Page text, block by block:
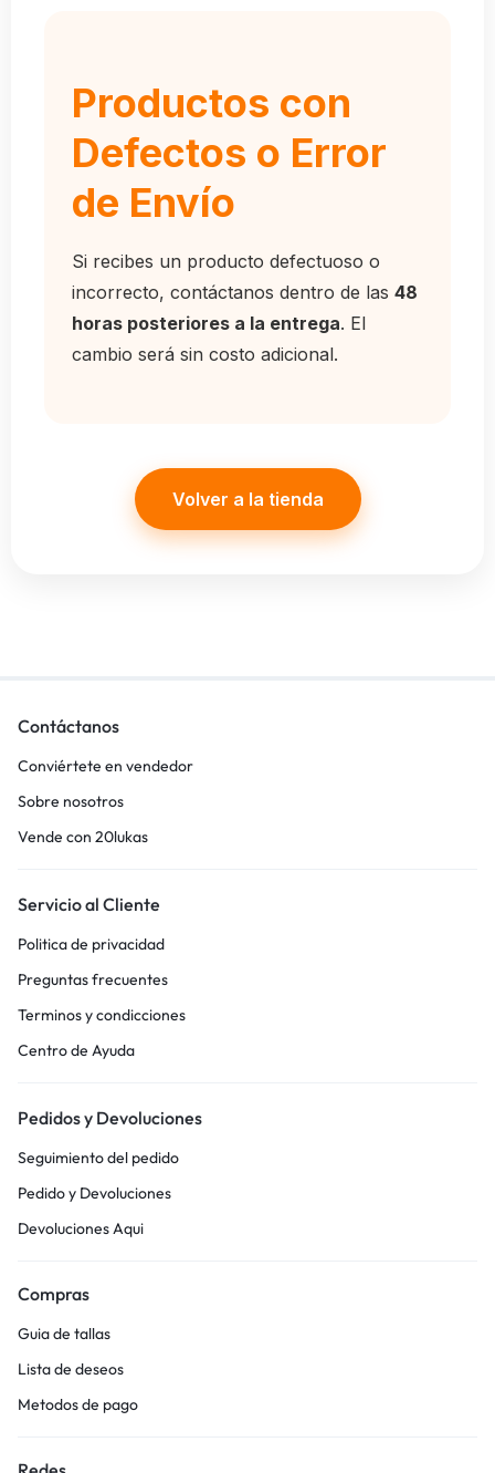
Productos con
Defectos o Error
de Envío
Si recibes un producto defectuoso o
incorrecto, contáctanos dentro de las 48
horas posteriores a la entrega. El
cambio será sin costo adicional.
Volver a la tienda
Contáctanos
Conviértete en vendedor
Sobre nosotros
Vende con 20lukas
Servicio al Cliente
Politica de privacidad
Preguntas frecuentes
Terminos y condicciones
Centro de Ayuda
Pedidos y Devoluciones
Seguimiento del pedido
Pedido y Devoluciones
Devoluciones Aqui
Compras
Guia de tallas
Lista de deseos
Metodos de pago